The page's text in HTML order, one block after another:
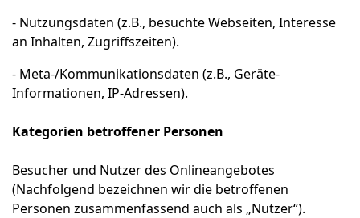
- Nutzungsdaten (z.B., besuchte Webseiten, Interesse
an Inhalten, Zugriffszeiten).
- Meta-/Kommunikationsdaten (z.B., Geräte-
Informationen, IP-Adressen).
Kategorien betroffener Personen
Besucher und Nutzer des Onlineangebotes
(Nachfolgend bezeichnen wir die betroffenen
Personen zusammenfassend auch als „Nutzer“).